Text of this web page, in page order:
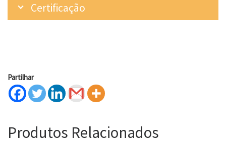
Certificação
Partilhar
Produtos Relacionados